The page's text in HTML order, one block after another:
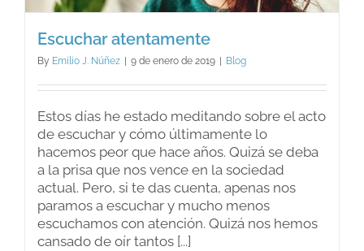
Escuchar atentamente
By Emilio J. Núñez 9 de enero de 2019 Blog
Estos días he estado meditando sobre el acto
de escuchar y cómo últimamente lo
hacemos peor que hace años. Quizá se deba
a la prisa que nos vence en la sociedad
actual. Pero, si te das cuenta, apenas nos
paramos a escuchar y mucho menos
escuchamos con atención. Quizá nos hemos
cansado de oír tantos [...]